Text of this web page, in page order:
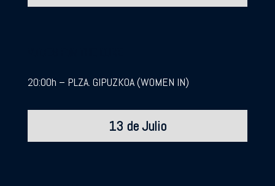
20:00h – PLZA. GIPUZKOA (WOMEN IN)
13 de Julio